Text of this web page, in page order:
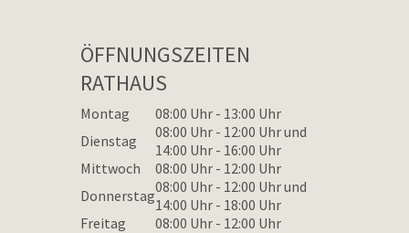
ÖFFNUNGSZEITEN
RATHAUS
Montag
08:00 Uhr - 13:00 Uhr
Dienstag
08:00 Uhr - 12:00 Uhr und
14:00 Uhr - 16:00 Uhr
Mittwoch
08:00 Uhr - 12:00 Uhr
Donnerstag08:00 Uhr - 12:00 Uhr und
14:00 Uhr - 18:00 Uhr
Freitag
08:00 Uhr - 12:00 Uhr